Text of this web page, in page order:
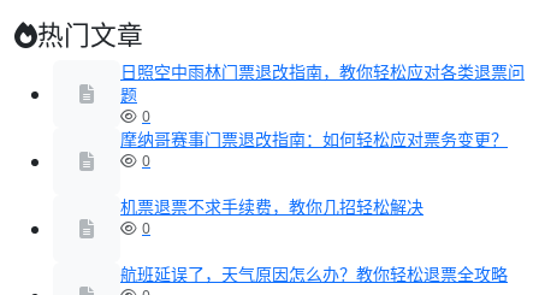
热门文章
日照空中雨林门票退改指南，教你轻松应对各类退票问
题
0
摩纳哥赛事门票退改指南：如何轻松应对票务变更？
0
机票退票不求手续费，教你几招轻松解决
0
航班延误了，天气原因怎么办？教你轻松退票全攻略